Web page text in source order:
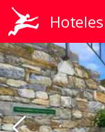
Hoteles